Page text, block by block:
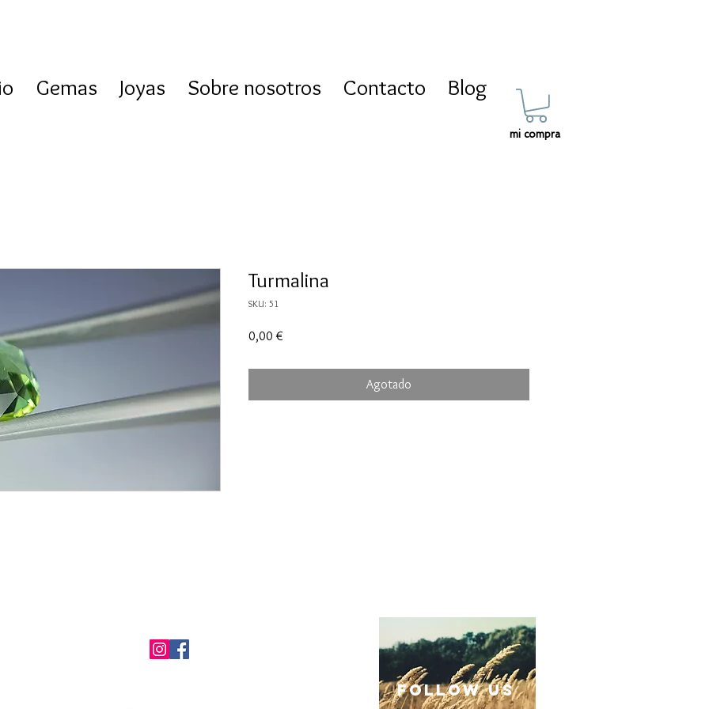
Gemas Joyas Sobre nosotros Contacto Blog
mi compra
Turmalina
SKU: 51
0,00 €
Agotado
follow US